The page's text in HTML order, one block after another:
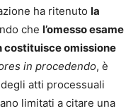
ha ritenuto la
che l’omesso esame
costituisce omissione
in procedendo, è
atti processuali
limitati a citare una